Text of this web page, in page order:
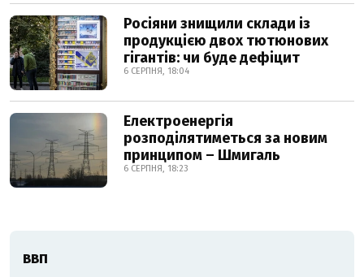
Росіяни знищили склади із
продукцією двох тютюнових
гігантів: чи буде дефіцит
6 СЕРПНЯ, 18:04
Електроенергія
розподілятиметься за новим
принципом – Шмигаль
6 СЕРПНЯ, 18:23
ВВП